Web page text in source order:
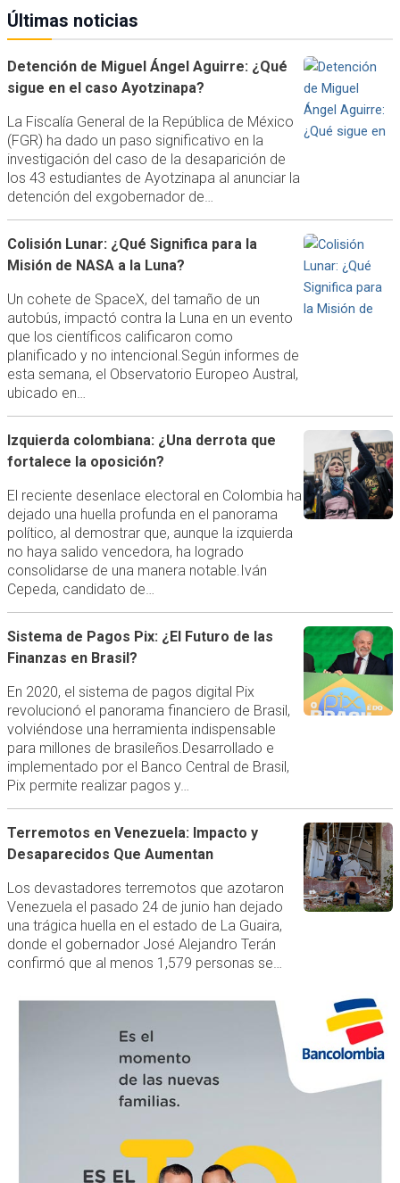
Últimas noticias
Detención de Miguel Ángel Aguirre: ¿Qué
sigue en el caso Ayotzinapa?
La Fiscalía General de la República de México
(FGR) ha dado un paso significativo en la
investigación del caso de la desaparición de
los 43 estudiantes de Ayotzinapa al anunciar la
detención del exgobernador de…
Colisión Lunar: ¿Qué Significa para la
Misión de NASA a la Luna?
Un cohete de SpaceX, del tamaño de un
autobús, impactó contra la Luna en un evento
que los científicos calificaron como
planificado y no intencional.Según informes de
esta semana, el Observatorio Europeo Austral,
ubicado en…
Izquierda colombiana: ¿Una derrota que
fortalece la oposición?
El reciente desenlace electoral en Colombia ha
dejado una huella profunda en el panorama
político, al demostrar que, aunque la izquierda
no haya salido vencedora, ha logrado
consolidarse de una manera notable.Iván
Cepeda, candidato de…
Sistema de Pagos Pix: ¿El Futuro de las
Finanzas en Brasil?
En 2020, el sistema de pagos digital Pix
revolucionó el panorama financiero de Brasil,
volviéndose una herramienta indispensable
para millones de brasileños.Desarrollado e
implementado por el Banco Central de Brasil,
Pix permite realizar pagos y…
Terremotos en Venezuela: Impacto y
Desaparecidos Que Aumentan
Los devastadores terremotos que azotaron
Venezuela el pasado 24 de junio han dejado
una trágica huella en el estado de La Guaira,
donde el gobernador José Alejandro Terán
confirmó que al menos 1,579 personas se…